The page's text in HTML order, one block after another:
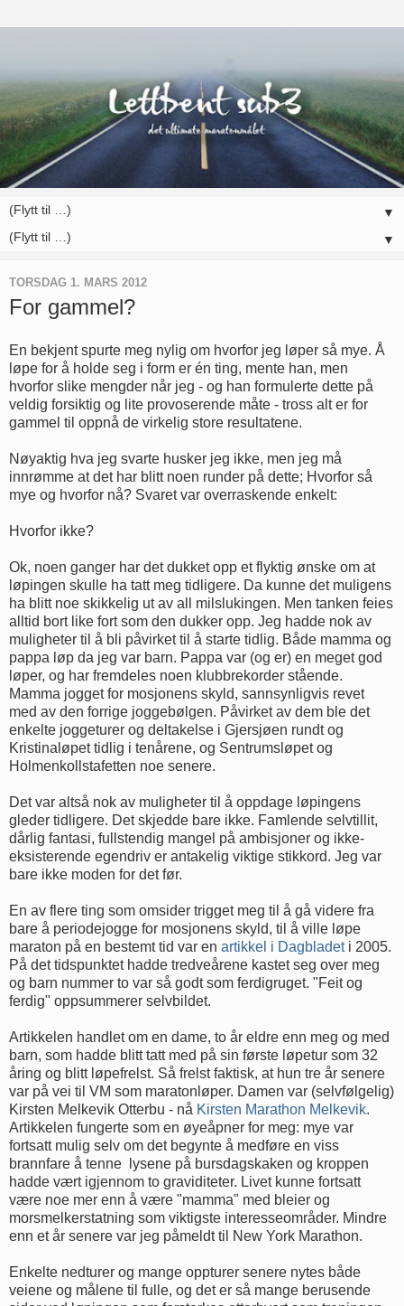
▼
▼
TORSDAG 1. MARS 2012
For gammel?
En bekjent spurte meg nylig om hvorfor jeg løper så mye. Å
løpe for å holde seg i form er én ting, mente han, men
hvorfor slike mengder når jeg - og han formulerte dette på
veldig forsiktig og lite provoserende måte - tross alt er for
gammel til oppnå de virkelig store resultatene.
Nøyaktig hva jeg svarte husker jeg ikke, men jeg må
innrømme at det har blitt noen runder på dette; Hvorfor så
mye og hvorfor nå? Svaret var overraskende enkelt:
Hvorfor ikke?
Ok, noen ganger har det dukket opp et flyktig ønske om at
løpingen skulle ha tatt meg tidligere. Da kunne det muligens
ha blitt noe skikkelig ut av all milslukingen. Men tanken feies
alltid bort like fort som den dukker opp. Jeg hadde nok av
muligheter til å bli påvirket til å starte tidlig. Både mamma og
pappa løp da jeg var barn. Pappa var (og er) en meget god
løper, og har fremdeles noen klubbrekorder stående.
Mamma jogget for mosjonens skyld, sannsynligvis revet
med av den forrige joggebølgen. Påvirket av dem ble det
enkelte joggeturer og deltakelse i Gjersjøen rundt og
Kristinaløpet tidlig i tenårene, og Sentrumsløpet og
Holmenkollstafetten noe senere.
Det var altså nok av muligheter til å oppdage løpingens
gleder tidligere. Det skjedde bare ikke. Famlende selvtillit,
dårlig fantasi, fullstendig mangel på ambisjoner og ikke-
eksisterende egendriv er antakelig viktige stikkord. Jeg var
bare ikke moden for det før.
En av flere ting som omsider trigget meg til å gå videre fra
bare å periodejogge for mosjonens skyld, til å ville løpe
maraton på en bestemt tid var en artikkel i Dagbladeti 2005.
På det tidspunktet hadde tredveårene kastet seg over meg
og barn nummer to var så godt som ferdigruget. "Feit og
ferdig" oppsummerer selvbildet.
Artikkelen handlet om en dame, to år eldre enn meg og med
barn, som hadde blitt tatt med på sin første løpetur som 32
åring og blitt løpefrelst. Så frelst faktisk, at hun tre år senere
var på vei til VM som maratonløper. Damen var (selvfølgelig)
Kirsten Melkevik Otterbu - nå Kirsten Marathon Melkevik.
Artikkelen fungerte som en øyeåpner for meg: mye var
fortsatt mulig selv om det begynte å medføre en viss
brannfare å tenne lysene på bursdagskaken og kroppen
hadde vært igjennom to graviditeter. Livet kunne fortsatt
være noe mer enn å være "mamma" med bleier og
morsmelkerstatning som viktigste interesseområder. Mindre
enn et år senere var jeg påmeldt til New York Marathon.
Enkelte nedturer og mange oppturer senere nytes både
veiene og målene til fulle, og det er så mange berusende